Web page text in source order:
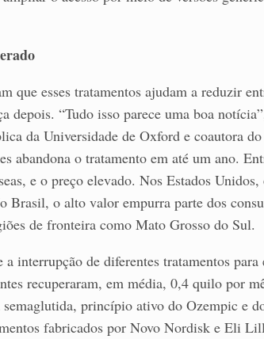
que esses tratamentos ajudam a reduzir
depois. “Tudo isso parece uma boa
da Universidade de Oxford e coautora
abandona o tratamento em até um ano.
e o preço elevado. Nos Estados
Brasil, o alto valor empurra parte dos
de fronteira como Mato Grosso do Sul.
interrupção de diferentes tratamentos para
recuperaram, em média, 0,4 quilo por
semaglutida, princípio ativo do Ozempic e
fabricados por Novo Nordisk e Eli